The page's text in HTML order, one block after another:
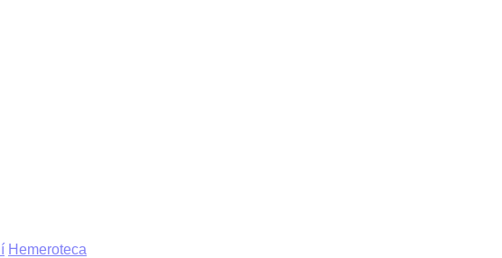
Hemeroteca